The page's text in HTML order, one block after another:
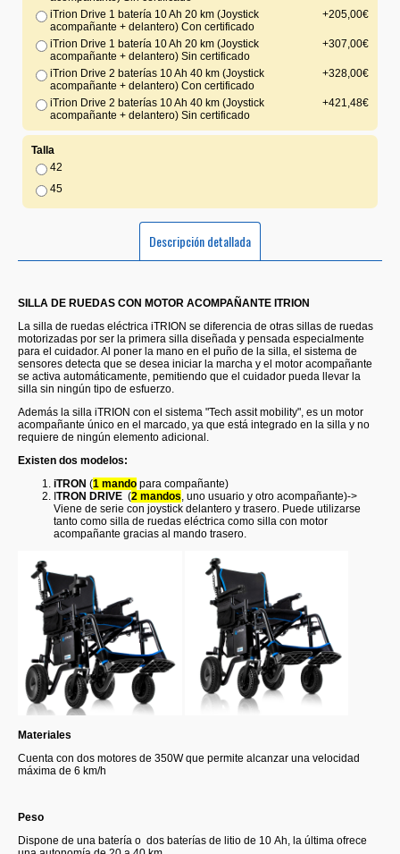
iTrion Drive 1 batería 10 Ah 20 km (Joystick
acompañante + delantero) Con certificado
+205,00€
iTrion Drive 1 batería 10 Ah 20 km (Joystick
acompañante + delantero) Sin certificado
+307,00€
iTrion Drive 2 baterías 10 Ah 40 km (Joystick
acompañante + delantero) Con certificado
+328,00€
iTrion Drive 2 baterías 10 Ah 40 km (Joystick
acompañante + delantero) Sin certificado
+421,48€
Talla
42
45
Descripción detallada
SILLA DE RUEDAS CON MOTOR ACOMPAÑANTE ITRION
La silla de ruedas eléctrica iTRION se diferencia de otras sillas de ruedas
motorizadas por ser la primera silla diseñada y pensada especialmente
para el cuidador. Al poner la mano en el puño de la silla, el sistema de
sensores detecta que se desea iniciar la marcha y el motor acompañante
se activa automáticamente, pemitiendo que el cuidador pueda llevar la
silla sin ningún tipo de esfuerzo.
Además la silla iTRION con el sistema "Tech assit mobility", es un motor
acompañante único en el marcado, ya que está integrado en la silla y no
requiere de ningún elemento adicional.
Existen dos modelos:
iTRON (1 mando para compañante)
TRON DRIVE (2 mandos, uno usuario y otro acompañante)->
Viene de serie con joystick delantero y trasero. Puede utilizarse
tanto como silla de ruedas eléctrica como silla con motor
acompañante gracias al mando trasero.
Materiales
Cuenta con dos motores de 350W que permite alcanzar una velocidad
máxima de 6 km/h
Peso
Dispone de una batería o dos baterías de litio de 10 Ah, la última ofrece